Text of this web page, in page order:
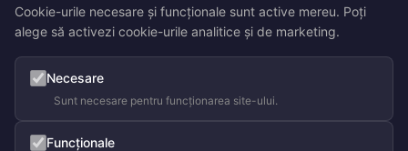
Cookie-urile necesare și funcționale sunt active mereu. Poți
alege să activezi cookie-urile analitice și de marketing.
Necesare
Sunt necesare pentru funcționarea site-ului.
Funcționale